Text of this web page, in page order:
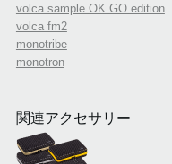
volca sample OK GO edition
volca fm2
monotribe
monotron
関連アクセサリー